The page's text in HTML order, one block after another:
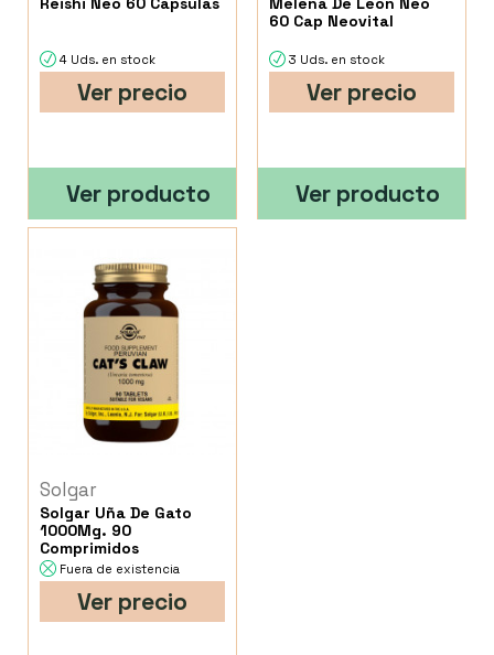
4 Uds. en stock
Ver precio
Ver producto
60 Cap Neovital
3 Uds. en stock
Ver precio
Ver producto
Solgar
Solgar Uña De Gato
1000Mg. 90
Comprimidos
Fuera de existencia
Ver precio